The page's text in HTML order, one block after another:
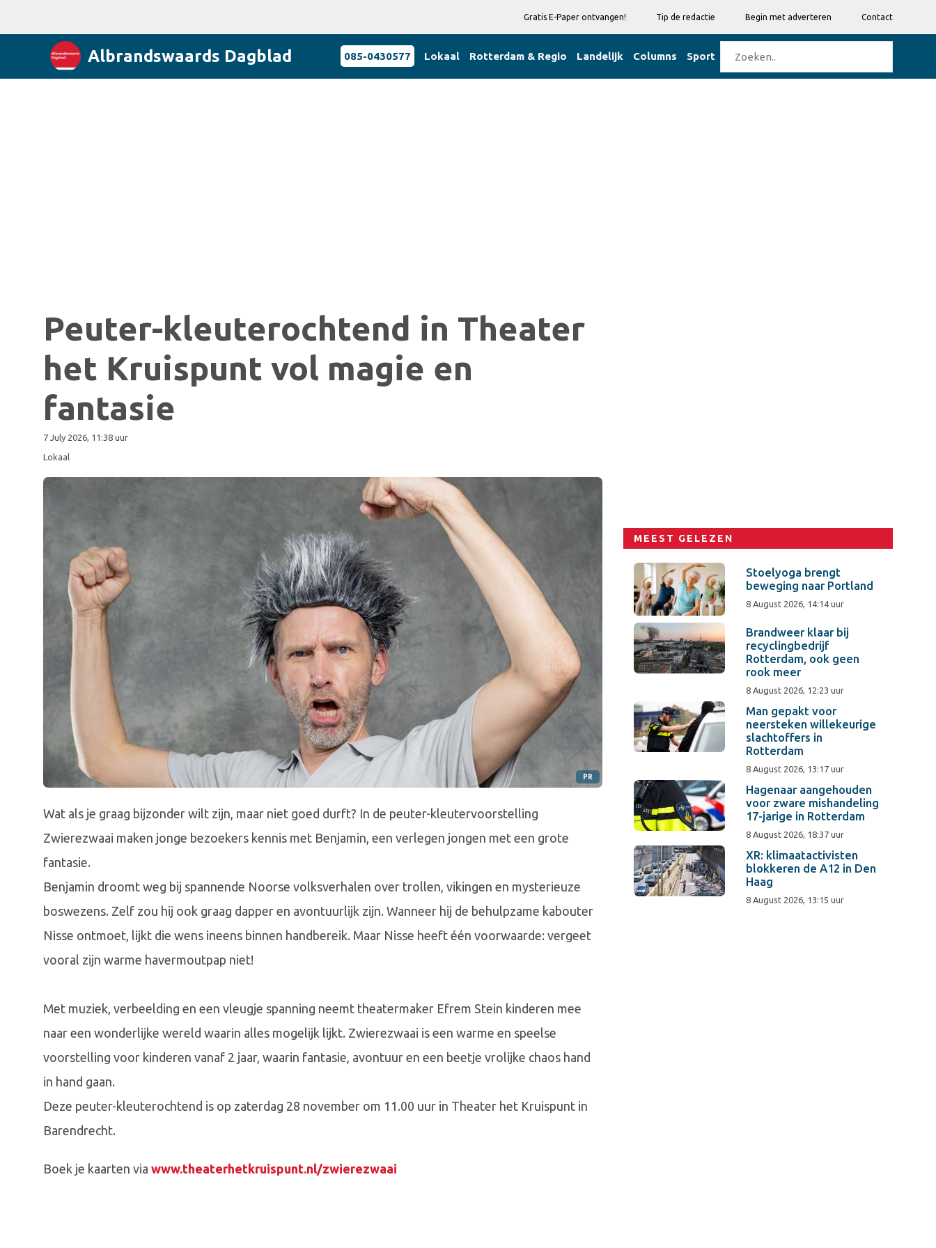
Gratis E-Paper ontvangen! Tip de redactie Begin met adverteren Contact
Albrandswaards Dagblad 085-0430577 Lokaal Rotterdam & Regio Landelijk Columns Sport
Peuter-kleuterochtend in Theater
het Kruispunt vol magie en
fantasie
7 July 2026, 11:38 uur
Lokaal
PR
Wat als je graag bijzonder wilt zijn, maar niet goed durft? In de peuter-kleutervoorstelling
Zwierezwaai maken jonge bezoekers kennis met Benjamin, een verlegen jongen met een grote
fantasie.
Benjamin droomt weg bij spannende Noorse volksverhalen over trollen, vikingen en mysterieuze
boswezens. Zelf zou hij ook graag dapper en avontuurlijk zijn. Wanneer hij de behulpzame kabouter
Nisse ontmoet, lijkt die wens ineens binnen handbereik. Maar Nisse heeft één voorwaarde: vergeet
vooral zijn warme havermoutpap niet!
Met muziek, verbeelding en een vleugje spanning neemt theatermaker Efrem Stein kinderen mee
naar een wonderlijke wereld waarin alles mogelijk lijkt. Zwierezwaai is een warme en speelse
voorstelling voor kinderen vanaf 2 jaar, waarin fantasie, avontuur en een beetje vrolijke chaos hand
in hand gaan.
Deze peuter-kleuterochtend is op zaterdag 28 november om 11.00 uur in Theater het Kruispunt in
Barendrecht.
Boek je kaarten via www.theaterhetkruispunt.nl/zwierezwaai
MEEST GELEZEN
Stoelyoga brengt
beweging naar Portland
8 August 2026, 14:14 uur
Brandweer klaar bij
recyclingbedrijf
Rotterdam, ook geen
rook meer
8 August 2026, 12:23 uur
Man gepakt voor
neersteken willekeurige
slachtoffers in
Rotterdam
8 August 2026, 13:17 uur
Hagenaar aangehouden
voor zware mishandeling
17-jarige in Rotterdam
8 August 2026, 18:37 uur
XR: klimaatactivisten
blokkeren de A12 in Den
Haag
8 August 2026, 13:15 uur